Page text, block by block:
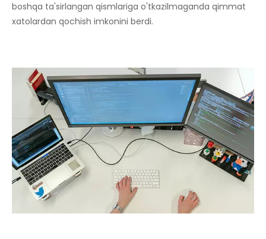
boshqa ta'sirlangan qismlariga o'tkazilmaganda qimmat
xatolardan qochish imkonini berdi.